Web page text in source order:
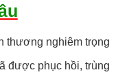
thương nghiêm trọng
được phục hồi, trùng